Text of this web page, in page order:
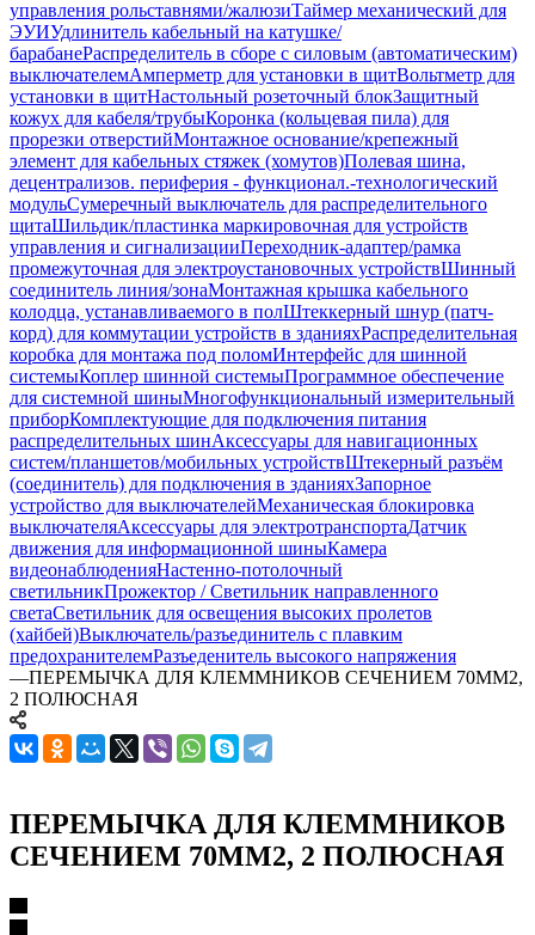
управления рольставнями/жалюзиТаймер механический для
ЭУИУдлинитель кабельный на катушке/
барабанеРаспределитель в сборе с силовым (автоматическим)
выключателемАмперметр для установки в щитВольтметр для
установки в щитНастольный розеточный блокЗащитный
кожух для кабеля/трубыКоронка (кольцевая пила) для
прорезки отверстийМонтажное основание/крепежный
элемент для кабельных стяжек (хомутов)Полевая шина,
децентрализов. периферия - функционал.-технологический
модульСумеречный выключатель для распределительного
щитаШильдик/пластинка маркировочная для устройств
управления и сигнализацииПереходник-адаптер/рамка
промежуточная для электроустановочных устройствШинный
соединитель линия/зонаМонтажная крышка кабельного
колодца, устанавливаемого в полШтеккерный шнур (патч-
корд) для коммутации устройств в зданияхРаспределительная
коробка для монтажа под поломИнтерфейс для шинной
системыКоплер шинной системыПрограммное обеспечение
для системной шиныМногофункциональный измерительный
приборКомплектующие для подключения питания
распределительных шинАксессуары для навигационных
систем/планшетов/мобильных устройствШтекерный разъём
(соединитель) для подключения в зданияхЗапорное
устройство для выключателейМеханическая блокировка
выключателяАксессуары для электротранспортаДатчик
движения для информационной шиныКамера
видеонаблюденияНастенно-потолочный
светильникПрожектор / Светильник направленного
светаСветильник для освещения высоких пролетов
(хайбей)Выключатель/разъединитель с плавким
предохранителемРазъеденитель высокого напряжения
—ПЕРЕМЫЧКА ДЛЯ КЛЕММНИКОВ СЕЧЕНИЕМ 70ММ2,
2 ПОЛЮСНАЯ
ПЕРЕМЫЧКА ДЛЯ КЛЕММНИКОВ
СЕЧЕНИЕМ 70ММ2, 2 ПОЛЮСНАЯ